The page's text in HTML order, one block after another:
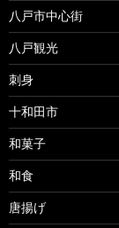
八戸市中心街
八戸観光
刺身
十和田市
和菓子
和食
唐揚げ